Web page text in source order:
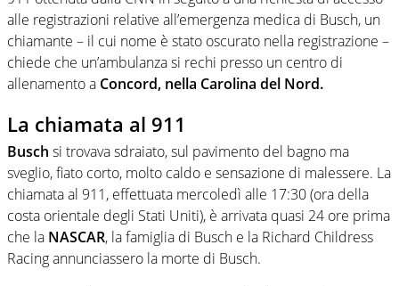
alle registrazioni relative all’emergenza medica di Busch, un
chiamante – il cui nome è stato oscurato nella registrazione –
chiede che un’ambulanza si rechi presso un centro di
allenamento a Concord, nella Carolina del Nord.
La chiamata al 911
Busch si trovava sdraiato, sul pavimento del bagno ma
sveglio, fiato corto, molto caldo e sensazione di malessere. La
chiamata al 911, effettuata mercoledì alle 17:30 (ora della
costa orientale degli Stati Uniti), è arrivata quasi 24 ore prima
che la NASCAR, la famiglia di Busch e la Richard Childress
Racing annunciassero la morte di Busch.